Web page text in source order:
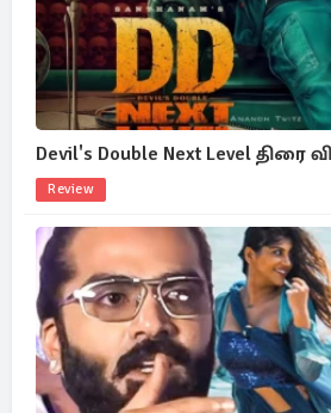
Devil's Double Next Level திரை
Review